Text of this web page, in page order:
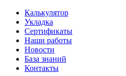
Калькулятор
Укладка
Сертификаты
Наши работы
Новости
База знаний
Контакты